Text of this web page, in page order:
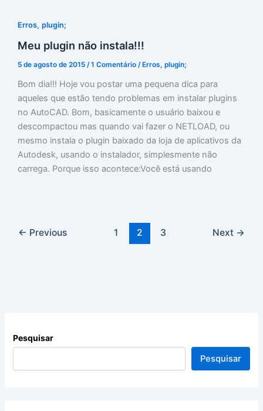
Erros, plugin;
Meu plugin não instala!!!
5 de agosto de 2015 /1 Comentário /Erros, plugin;
Bom dia!!! Hoje vou postar uma pequena dica para
aqueles que estão tendo problemas em instalar plugins
no AutoCAD. Bom, basicamente o usuário baixou e
descompactou mas quando vai fazer o NETLOAD, ou
mesmo instala o plugin baixado da loja de aplicativos da
Autodesk, usando o instalador, simplesmente não
carrega. Porque isso acontece:Você está usando
← Previous 1 2 3 Next →
Pesquisar
Pesquisar